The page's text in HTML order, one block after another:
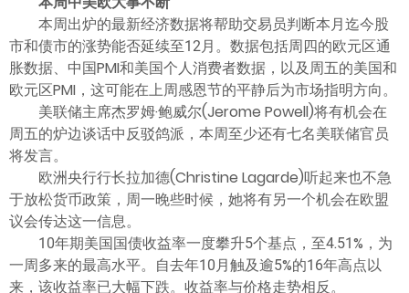
本周出炉的最新经济数据将帮助交易员判断本月迄今股
市和债市的涨势能否延续至12月。数据包括周四的欧元区通
胀数据、中国PMI和美国个人消费者数据，以及周五的美国和
欧元区PMI，这可能在上周感恩节的平静后为市场指明方向。
美联储主席杰罗姆·鲍威尔(Jerome Powell)将有机会在
周五的炉边谈话中反驳鸽派，本周至少还有七名美联储官员
将发言。
欧洲央行行长拉加德(Christine Lagarde)听起来也不急
于放松货币政策，周一晚些时候，她将有另一个机会在欧盟
议会传达这一信息。
10年期美国国债收益率一度攀升5个基点，至4.51%，为
一周多来的最高水平。自去年10月触及逾5%的16年高点以
来，该收益率已大幅下跌。收益率与价格走势相反。